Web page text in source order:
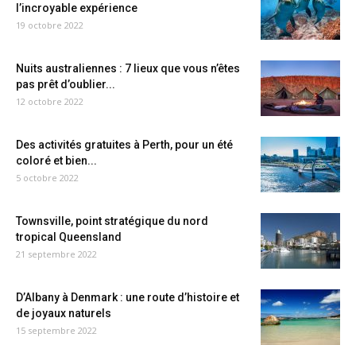
l’incroyable expérience
19 octobre 2022
Nuits australiennes : 7 lieux que vous n’êtes
pas prêt d’oublier...
12 octobre 2022
Des activités gratuites à Perth, pour un été
coloré et bien...
5 octobre 2022
Townsville, point stratégique du nord
tropical Queensland
21 septembre 2022
D’Albany à Denmark : une route d’histoire et
de joyaux naturels
15 septembre 2022